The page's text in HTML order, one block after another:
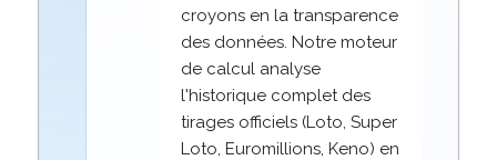
croyons en la transparence
des données. Notre moteur
de calcul analyse
l'historique complet des
tirages officiels (Loto, Super
Loto, Euromillions, Keno) en